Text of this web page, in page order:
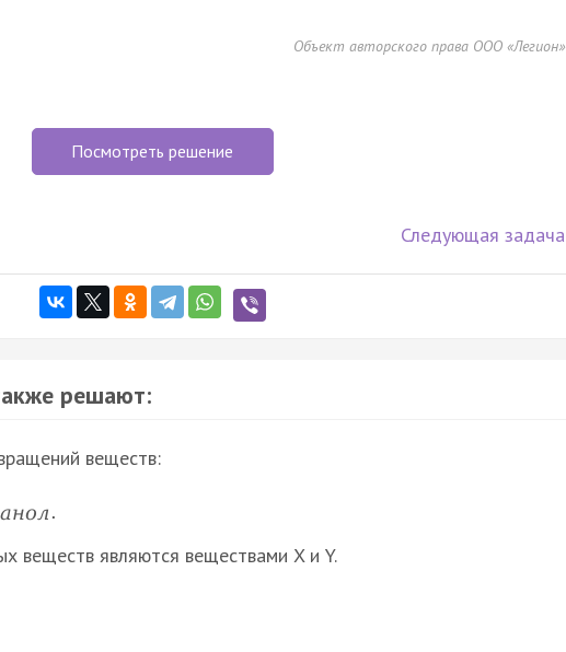
Объект авторского права ООО «Легион»
Посмотреть решение
Следующая задача
решают:
веществ:
анол.
веществ являются веществами X и Y.